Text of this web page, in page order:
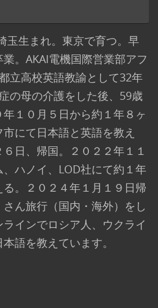
玉生まれ。東京で育つ。早
。AKAI電機国際営業部アフ
立高校英語教諭として32年
の母の介護をした後、59歳
１０月５日から約１年８ヶ
にて日本語と英語を教え
日、帰国。２０２２年１１
ハノイ、LOD社にて約１年
。２０２４年１月１９日帰
ん旅行（国内・海外）をし
インでロシア人、ウクライ
語を教えています。